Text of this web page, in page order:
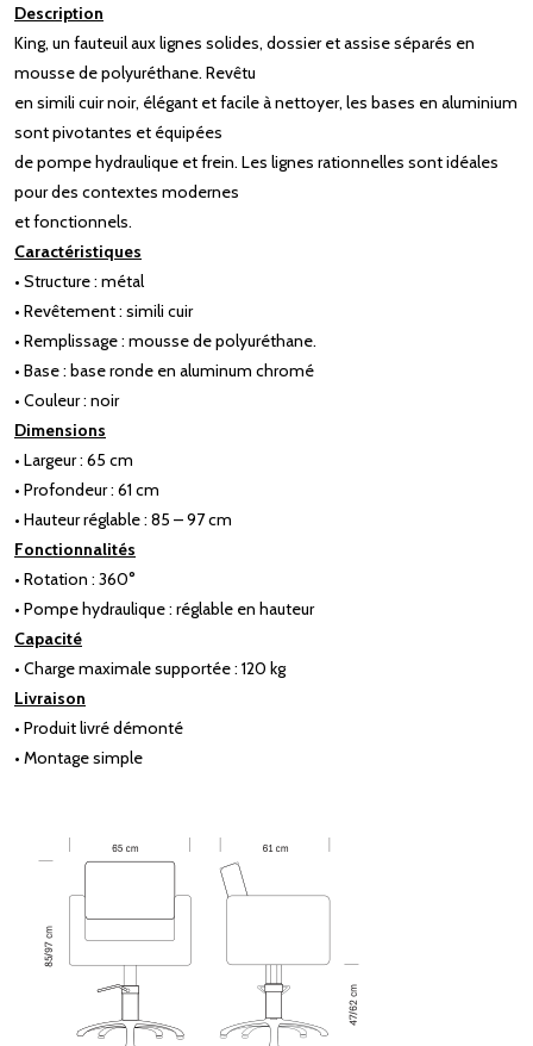
Description
King, un fauteuil aux lignes solides, dossier et assise séparés en
mousse de polyuréthane. Revêtu
en simili cuir noir, élégant et facile à nettoyer, les bases en aluminium
sont pivotantes et équipées
de pompe hydraulique et frein. Les lignes rationnelles sont idéales
pour des contextes modernes
et fonctionnels.
Caractéristiques
• Structure : métal
• Revêtement : simili cuir
• Remplissage : mousse de polyuréthane.
• Base : base ronde en aluminum chromé
• Couleur : noir
Dimensions
• Largeur : 65 cm
• Profondeur : 61 cm
• Hauteur réglable : 85 – 97 cm
Fonctionnalités
• Rotation : 360°
• Pompe hydraulique : réglable en hauteur
Capacité
• Charge maximale supportée : 120 kg
Livraison
• Produit livré démonté
• Montage simple